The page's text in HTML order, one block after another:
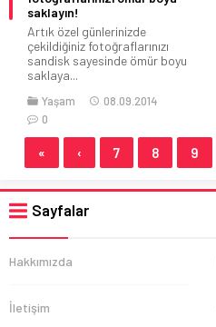
saklayın!
Artık özel günlerinizde
çekildiğiniz fotoğraflarınızı
sandisk sayesinde ömür boyu
saklaya...
Yaşam
08.09.2014
0
« ‹ 7 8 9
Sayfalar
Hakkımızda
İletişim